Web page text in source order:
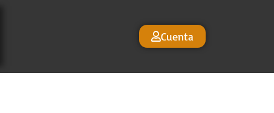
Cuenta